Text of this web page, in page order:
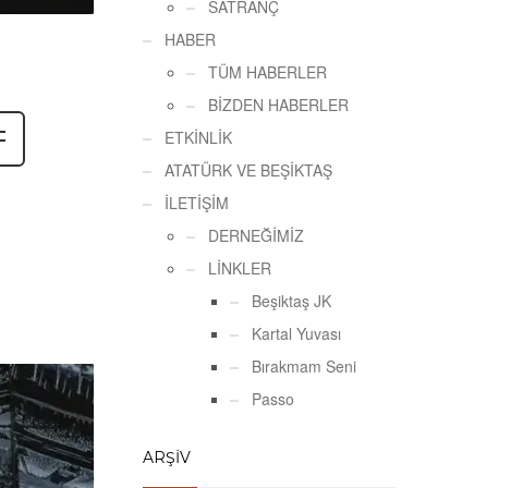
SATRANÇ
HABER
TÜM HABERLER
BİZDEN HABERLER
ETKİNLİK
ATATÜRK VE BEŞİKTAŞ
İLETİŞİM
DERNEĞİMİZ
LİNKLER
Beşiktaş JK
Kartal Yuvası
Bırakmam Seni
Passo
ARŞİV